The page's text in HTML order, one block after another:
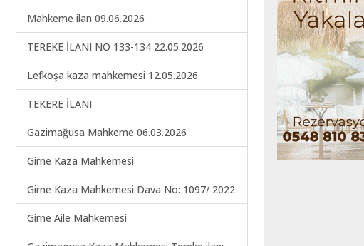
Mahkeme ilan 09.06.2026
TEREKE İLANI NO 133-134 22.05.2026
Lefkoşa kaza mahkemesi 12.05.2026
TEKERE İLANI
Gazimağusa Mahkeme 06.03.2026
Girne Kaza Mahkemesi
Girne Kaza Mahkemesi Dava No: 1097/ 2022
Girne Aile Mahkemesi